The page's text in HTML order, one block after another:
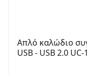
Απλό καλώδιο
USB - USB 2.0 UC-1